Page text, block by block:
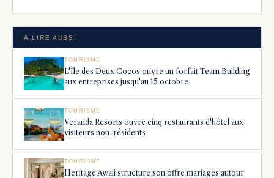
À LIRE AUSSI
TOURISME
L'Île des Deux Cocos ouvre un forfait Team Building
aux entreprises jusqu'au 15 octobre
TOURISME
Veranda Resorts ouvre cinq restaurants d'hôtel aux
visiteurs non-résidents
TOURISME
Heritage Awali structure son offre mariages autour